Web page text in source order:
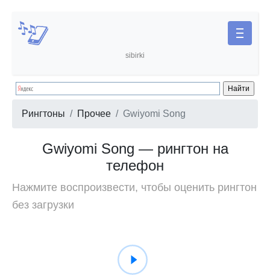
sibirki
Рингтоны Прочее Gwiyomi Song
Gwiyomi Song — рингтон на
телефон
Нажмите воспроизвести, чтобы оценить рингтон
без загрузки